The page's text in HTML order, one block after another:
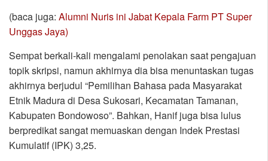
(baca juga: Alumni Nuris ini Jabat Kepala Farm PT Super
Unggas Jaya)
Sempat berkali-kali mengalami penolakan saat pengajuan
topik skripsi, namun akhirnya dia bisa menuntaskan tugas
akhirnya berjudul “Pemilihan Bahasa pada Masyarakat
Etnik Madura di Desa Sukosari, Kecamatan Tamanan,
Kabupaten Bondowoso”. Bahkan, Hanif juga bisa lulus
berpredikat sangat memuaskan dengan Indek Prestasi
Kumulatif (IPK) 3,25.